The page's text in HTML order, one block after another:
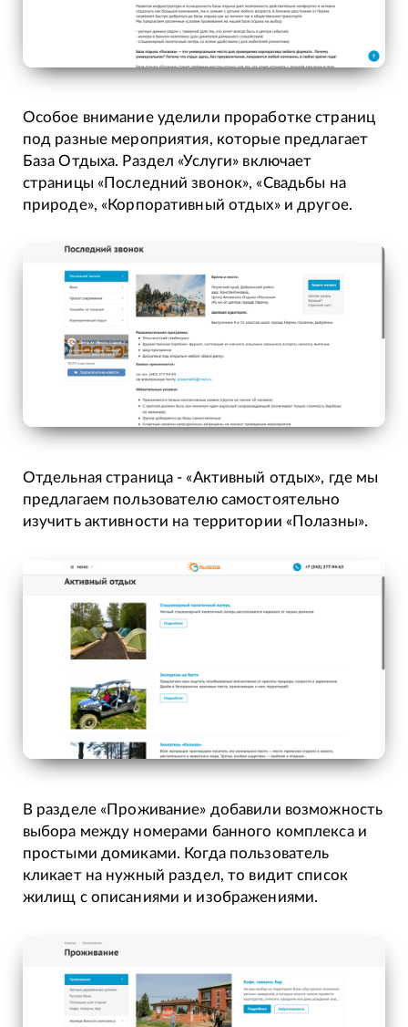
Особое внимание уделили проработке страниц
под разные мероприятия, которые предлагает
База Отдыха. Раздел «Услуги» включает
страницы «Последний звонок», «Свадьбы на
природе», «Корпоративный отдых» и другое.
Отдельная страница - «Активный отдых», где мы
предлагаем пользователю самостоятельно
изучить активности на территории «Полазны».
В разделе «Проживание» добавили возможность
выбора между номерами банного комплекса и
простыми домиками. Когда пользователь
кликает на нужный раздел, то видит список
жилищ с описаниями и изображениями.